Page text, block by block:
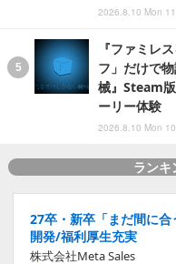
2026.8.10 Mon
『ファミレ
フ」だけで
械』Steam
ーリー体験
2026.8.10 Mon
ランキ
27卒・新卒「まだ間に
開発/福利厚生充実
株式会社Meta Sales